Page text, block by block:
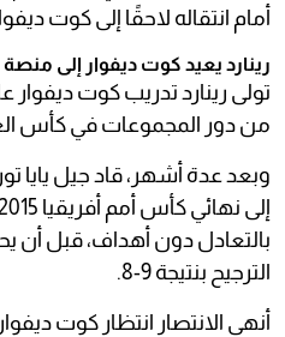
أمام انتقاله لاحقًا إلى كوت
رينارد يعيد كوت ديفوار إلى منصة
من دور المجموعات في كأس
وبعد عدة أشهر، قاد جيل يايا
بالتعادل دون أهداف، قبل أن
الترجيح بنتيجة 9-8.
أنهى الانتصار انتظار كوت